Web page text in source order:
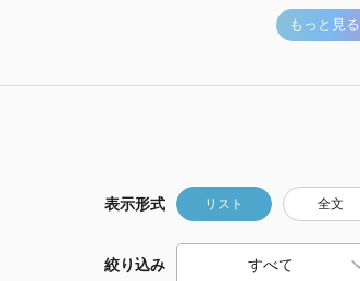
もっと見る
表示形式 リスト 全文
絞り込み